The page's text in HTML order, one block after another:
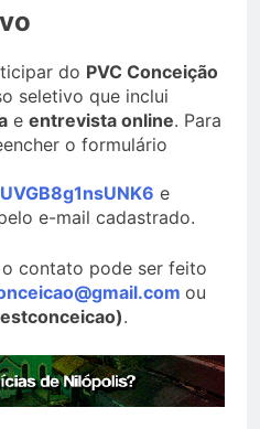
do PVC Conceição
seletivo que inclui
e entrevista online. Para
o formulário
e
e-mail cadastrado.
contato pode ser feito
ou
.